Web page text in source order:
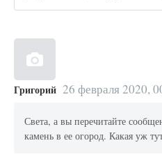
Григорий 26 февраля 2020,
Света, а вы перечитайте
камень в ее огород. Какая уж